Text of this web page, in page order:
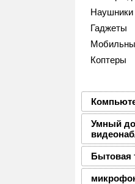
Наушники
Гаджеты
Коптеры
Умный
Бытовая